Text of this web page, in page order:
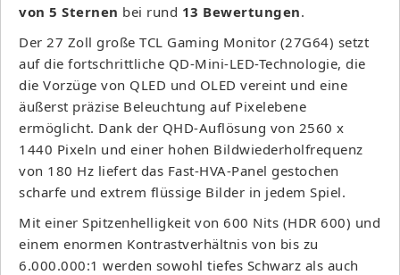
von 5 Sternen bei rund 13 Bewertungen.
Der 27 Zoll große TCL Gaming Monitor (27G64) setzt
auf die fortschrittliche QD-Mini-LED-Technologie, die
die Vorzüge von QLED und OLED vereint und eine
äußerst präzise Beleuchtung auf Pixelebene
ermöglicht. Dank der QHD-Auflösung von 2560 x
1440 Pixeln und einer hohen Bildwiederholfrequenz
von 180 Hz liefert das Fast-HVA-Panel gestochen
scharfe und extrem flüssige Bilder in jedem Spiel.
Mit einer Spitzenhelligkeit von 600 Nits (HDR 600) und
einem enormen Kontrastverhältnis von bis zu
6.000.000:1 werden sowohl tiefes Schwarz als auch